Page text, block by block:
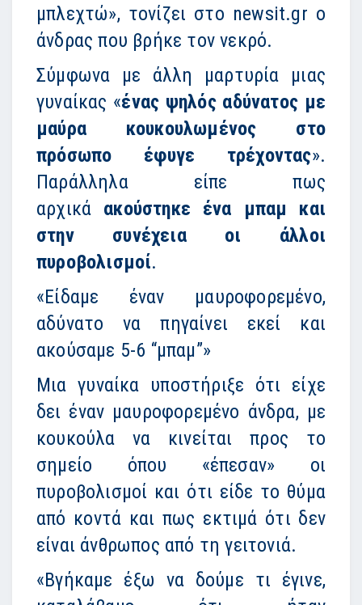
μπλεχτώ», τονίζει στο newsit.gr ο
άνδρας που βρήκε τον νεκρό.
Σύμφωνα με άλλη μαρτυρία μιας
γυναίκας «ένας ψηλός αδύνατος με
μαύρα κουκουλωμένος στο
πρόσωπο έφυγε τρέχοντας».
Παράλληλα είπε πως
αρχικά ακούστηκε ένα μπαμ και
στην συνέχεια οι άλλοι
πυροβολισμοί.
«Είδαμε έναν μαυροφορεμένο,
αδύνατο να πηγαίνει εκεί και
ακούσαμε 5-6 “μπαμ”»
Μια γυναίκα υποστήριξε ότι είχε
δει έναν μαυροφορεμένο άνδρα, με
κουκούλα να κινείται προς το
σημείο όπου «έπεσαν» οι
πυροβολισμοί και ότι είδε το θύμα
από κοντά και πως εκτιμά ότι δεν
είναι άνθρωπος από τη γειτονιά.
«Βγήκαμε έξω να δούμε τι έγινε,